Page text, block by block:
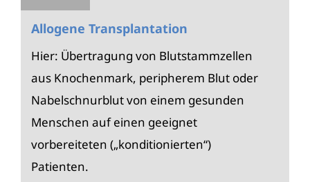
Allogene Transplantation
Hier: Übertragung von Blutstammzellen
aus Knochenmark, peripherem Blut oder
Nabelschnurblut von einem gesunden
Menschen auf einen geeignet
vorbereiteten („konditionierten“)
Patienten.